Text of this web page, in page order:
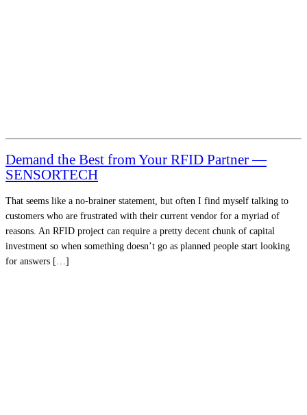
Demand the Best from Your RFID Partner —
SENSORTECH
That seems like a no-brainer statement, but often I find myself talking to
customers who are frustrated with their current vendor for a myriad of
reasons. An RFID project can require a pretty decent chunk of capital
investment so when something doesn’t go as planned people start looking
for answers […]